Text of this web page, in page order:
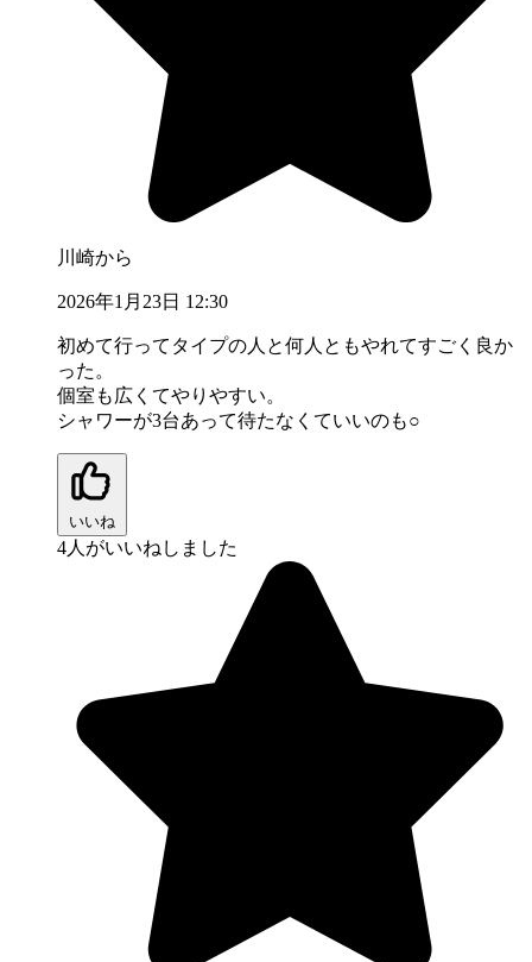
川崎から
2026年1月23日 12:30
初めて行ってタイプの人と何人ともやれてすごく良か
った。
個室も広くてやりやすい。
シャワーが3台あって待たなくていいのも○
いいね
4人がいいねしました